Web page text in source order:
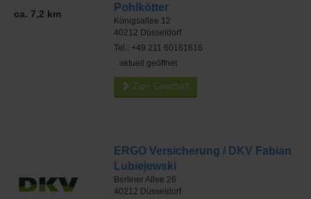
ca. 7,2 km
Pohlkötter
Königsallee 12
40212 Düsseldorf
Tel.: +49 211 60161616
aktuell geöffnet
Zum Geschäft
ERGO Versicherung / DKV Fabian
Lubiejewski
Berliner Allee 26
40212 Düsseldorf